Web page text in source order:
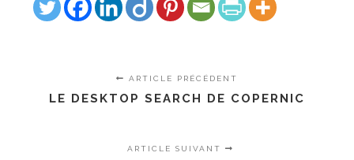
ARTICLE PRÉCÉDENT
LE DESKTOP SEARCH DE COPERNIC
ARTICLE SUIVANT